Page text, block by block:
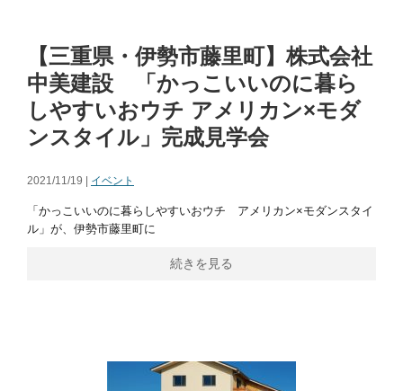
【三重県・伊勢市藤里町】株式会社
中美建設 「かっこいいのに暮ら
しやすいおウチ アメリカン×モダ
ンスタイル」完成見学会
2021/11/19 | イベント
「かっこいいのに暮らしやすいおウチ アメリカン×モダンスタイ
ル」が、伊勢市藤里町に
続きを見る